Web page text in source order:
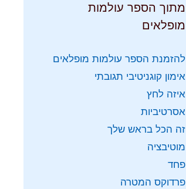
מתוך הספר עולמות
מופלאים
להזמנת הספר עולמות מופלאים
אימון קוגניטיבי תגובתי
איזה לחץ
אסרטיביות
זה הכל בראש שלך
מוטיבציה
פחד
פרדוקס המטרה